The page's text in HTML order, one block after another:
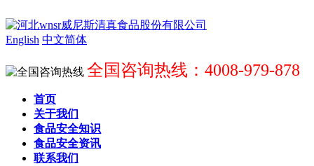
English 中文简体
全国咨询热线：4008-979-878
首页
关于我们
食品安全知识
食品安全资讯
联系我们